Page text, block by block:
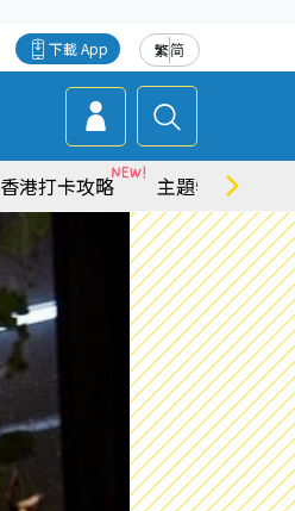
繁简
下載 App
香港打卡攻略 主題特集